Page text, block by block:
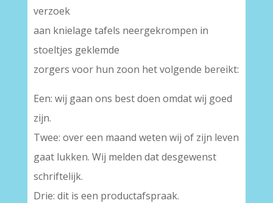
verzoek
aan knielage tafels neergekrompen in
stoeltjes geklemde
zorgers voor hun zoon het volgende bereikt:
Een: wij gaan ons best doen omdat wij goed
zijn.
Twee: over een maand weten wij of zijn leven
gaat lukken. Wij melden dat desgewenst
schriftelijk.
Drie: dit is een productafspraak.